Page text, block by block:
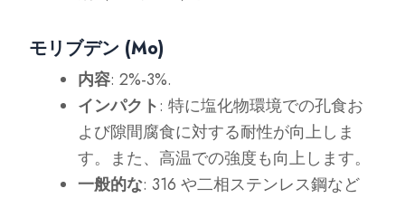
モリブデン (Mo)
内容: 2%-3%.
インパクト: 特に塩化物環境での孔食お
よび隙間腐食に対する耐性が向上しま
す。また、高温での強度も向上します。
一般的な: 316 や二相ステンレス鋼など